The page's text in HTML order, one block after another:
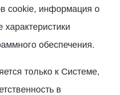
cookie, информация о
характеристики
обеспечения.
только к Системе,
в